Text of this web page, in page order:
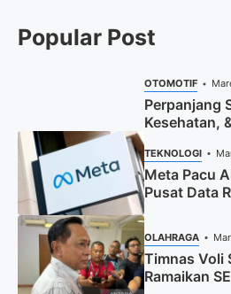
Popular Post
OTOMOTIF
Perpanjang
Kesehatan,
TEKNOLOGI
Meta Pacu
Pusat Data
OLAHRAGA
Timnas Voli
Ramaikan